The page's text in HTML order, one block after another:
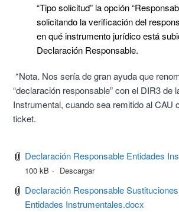
“Tipo solicitud” la opción
solicitando la verificación del
en qué instrumento jurídico está
Declaración Responsable.
*Nota. Nos sería de gran ayuda que
“declaración responsable” con el DIR3 de
Instrumental, cuando sea remitido al CAU
ticket.
Declaración Responsable Entidades
100 kB Descargar
Declaración Responsable
Entidades Instrumentales.docx